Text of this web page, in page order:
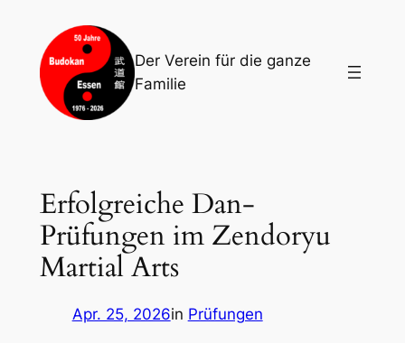
springen
Der Verein für die ganze
Familie
Erfolgreiche Dan-
Prüfungen im Zendoryu
Martial Arts
Apr. 25, 2026in Prüfungen